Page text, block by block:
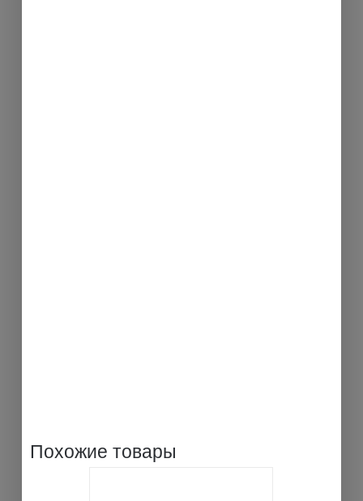
Похожие товары